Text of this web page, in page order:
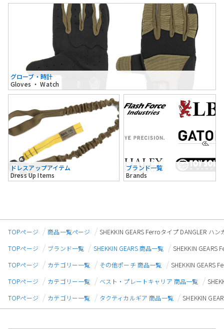
グローブ・時計
Gloves ・ Watch
ドレスアップアイテム
Dress Up Items
ブランド一覧
Brands
TOPページ 商品一覧ページ
SHEKKIN GEARS Ferroタイプ DANGLER ハ
TOPページ
ブランド一覧 SHEKKIN GEARS 商品一覧
SHEKKIN GEARS
TOPページ
カテゴリー一覧 その他ポーチ 商品一覧
SHEKKIN GEARS
TOPページ
カテゴリー一覧 ベスト・プレートキャリア 商品一覧
TOPページ
カテゴリー一覧 タクティカルギア 商品一覧 SHEKKIN